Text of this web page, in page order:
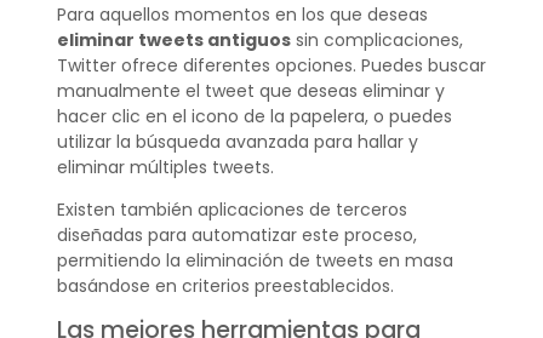
Para aquellos momentos en los que deseas
eliminar tweets antiguossin complicaciones,
Twitter ofrece diferentes opciones. Puedes buscar
manualmente el tweet que deseas eliminar y
hacer clic en el icono de la papelera, o puedes
utilizar la búsqueda avanzada para hallar y
eliminar múltiples tweets.
Existen también aplicaciones de terceros
diseñadas para automatizar este proceso,
permitiendo la eliminación de tweets en masa
basándose en criterios preestablecidos.
Las mejores herramientas para